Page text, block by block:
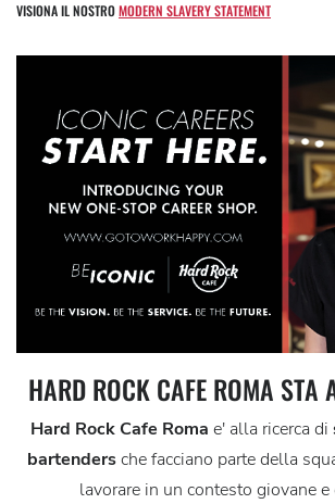
VISIONA IL NOSTROMODERN SLAVERY STATEMENT
HARD ROCK CAFE ROMA STA
Hard Rock Cafe Roma e' alla ricerca di
bartendersche facciano parte della
lavorare in un contesto giovane